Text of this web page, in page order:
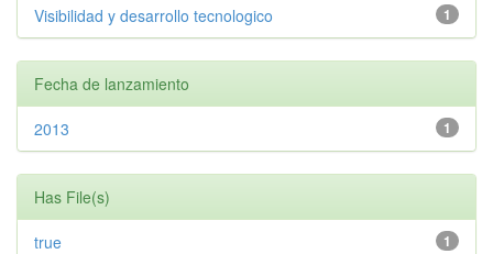
1
Visibilidad y desarrollo tecnologico
Fecha de lanzamiento
1
2013
Has File(s)
1
true